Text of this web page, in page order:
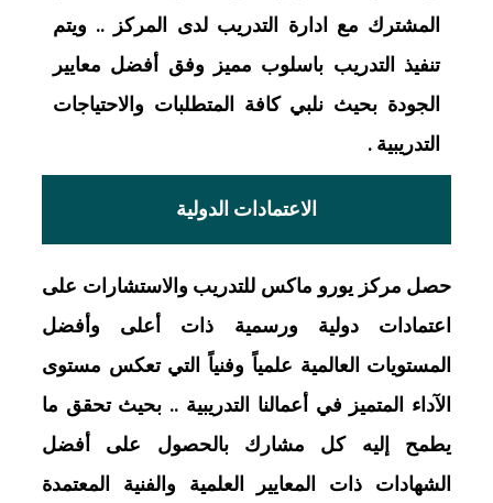
المشترك مع ادارة التدريب لدى المركز .. ويتم
تنفيذ التدريب باسلوب مميز وفق أفضل معايير
الجودة بحيث نلبي كافة المتطلبات والاحتياجات
التدريبية .
الاعتمادات الدولية
حصل مركز يورو ماكس للتدريب والاستشارات على
اعتمادات دولية ورسمية ذات أعلى وأفضل
المستويات العالمية علمياً وفنياً التي تعكس مستوى
الآداء المتميز في أعمالنا التدريبية .. بحيث تحقق ما
يطمح إليه كل مشارك بالحصول على أفضل
الشهادات ذات المعايير العلمية والفنية المعتمدة